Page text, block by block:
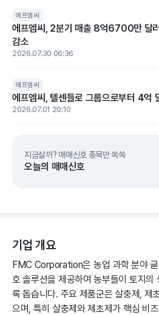
에프엠씨
에프엠씨, 2분기 매출 8억6700만 달
감소
2026.07.30 06:36
에프엠씨
에프엠씨, 텔센들로 그룹으로부터 4억
2026.07.01 20:10
지금살까? 매매신호 종목만 쏙쏙
오늘의 매매신호
기업 개요
FMC Corporation은 농업 과학 분야
호 솔루션을 제공하여 농부들이 토지의
록 돕습니다. 주요 제품군은 살충제, 제
으며, 특히 살충제와 제초제가 핵심 비